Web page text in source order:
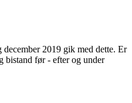
2019 gik med dette. Er
bistand før - efter og under